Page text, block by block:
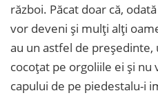
război. Păcat doar că,
vor deveni și mulți alți
au un astfel de președinte,
cocoțat pe orgoliile ei și nu
capului de pe piedestalu-i